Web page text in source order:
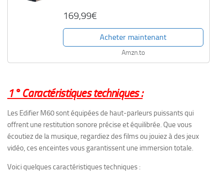
169,99€
Acheter maintenant
Amzn.to
1° Caractéristiques techniques :
Les Edifier M60 sont équipées de haut-parleurs puissants qui
offrent une restitution sonore précise et équilibrée. Que vous
écoutiez de la musique, regardiez des films ou jouiez à des jeux
vidéo, ces enceintes vous garantissent une immersion totale.
Voici quelques caractéristiques techniques :